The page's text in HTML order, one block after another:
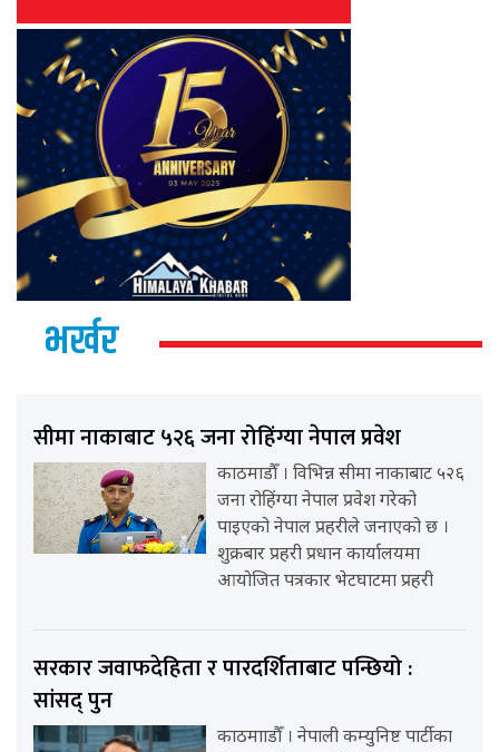
भर्खर
सीमा नाकाबाट ५२६ जना रोहिंग्या नेपाल प्रवेश
काठमाडौँ । विभिन्न सीमा नाकाबाट ५२६
जना रोहिंग्या नेपाल प्रवेश गरेको
पाइएको नेपाल प्रहरीले जनाएको छ ।
शुक्रबार प्रहरी प्रधान कार्यालयमा
आयोजित पत्रकार भेटघाटमा प्रहरी
सरकार जवाफदेहिता र पारदर्शिताबाट पन्छियो :
सांसद् पुन
काठमााडौँ । नेपाली कम्युनिष्ट पार्टीका